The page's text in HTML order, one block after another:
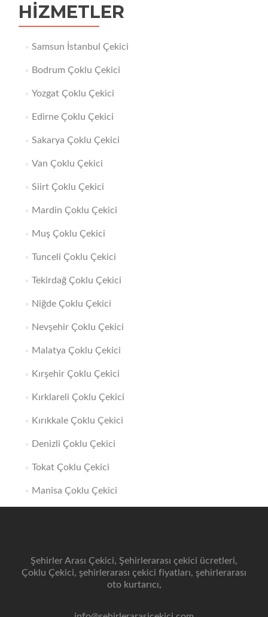
HIZMETLER
Samsun İstanbul Çekici
Bodrum Çoklu Çekici
Yozgat Çoklu Çekici
Edirne Çoklu Çekici
Sakarya Çoklu Çekici
Van Çoklu Çekici
Siirt Çoklu Çekici
Mardin Çoklu Çekici
Muş Çoklu Çekici
Tunceli Çoklu Çekici
Tekirdağ Çoklu Çekici
Niğde Çoklu Çekici
Nevşehir Çoklu Çekici
Malatya Çoklu Çekici
Kırşehir Çoklu Çekici
Kırklareli Çoklu Çekici
Kırıkkale Çoklu Çekici
Denizli Çoklu Çekici
Tokat Çoklu Çekici
Manisa Çoklu Çekici
Şehirler Arası Çekici, Şehirlerarası çekici ücretleri,
Çoklu Çekici, şehirlerarası çekici fiyatları, şehirlerarası
oto kurtarıcı,